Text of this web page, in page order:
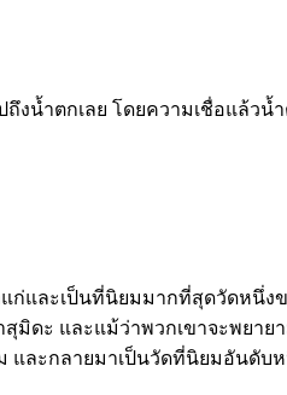
งน้ำตกเลย โดยความเชื่อแล้ว
ละเป็นที่นิยมมากที่สุดวัดหนึ่งข
ดะ และแม้ว่าพวกเขาจะพยา
ละกลายมาเป็นวัดที่นิยมอันดับห